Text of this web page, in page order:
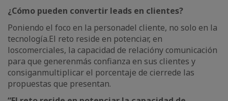
¿Cómo pueden convertir leads en clientes?
Poniendo el foco en la personadel cliente, no solo en la
tecnología.El reto reside en potenciar, en
loscomerciales, la capacidad de relacióny comunicación
para que generenmás confianza en sus clientes y
consiganmultiplicar el porcentaje de cierrede las
propuestas que presentan.